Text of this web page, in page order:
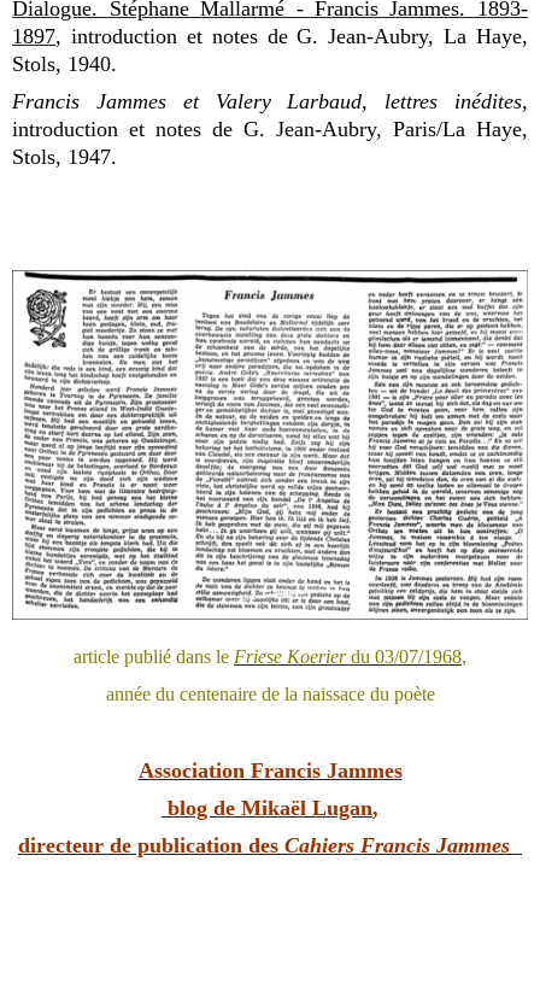
Dialogue. Stéphane Mallarmé - Francis Jammes. 1893-
1897, introduction et notes de G. Jean-Aubry, La Haye,
Stols, 1940.
Francis Jammes et Valery Larbaud, lettres inédites,
introduction et notes de G. Jean-Aubry, Paris/La Haye,
Stols, 1947.
article publié dans le Friese Koerierdu 03/07/1968,
année du centenaire de la naissace du poète
Association Francis Jammes
blog de Mikaël Lugan,
directeur de publication des Cahiers Francis Jammes